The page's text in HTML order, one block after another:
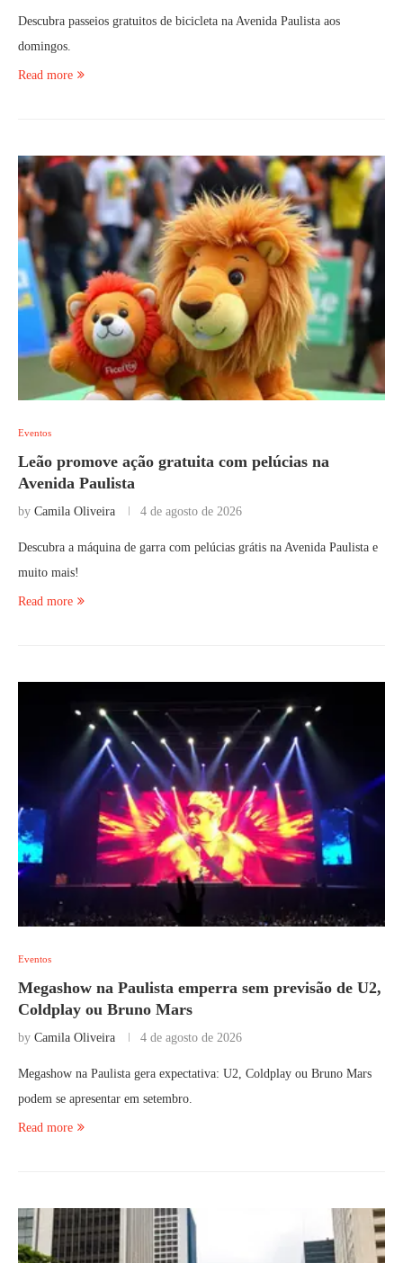
Descubra passeios gratuitos de bicicleta na Avenida Paulista aos
domingos.
Read more
Eventos
Leão promove ação gratuita com pelúcias na
Avenida Paulista
by Camila Oliveira 4 de agosto de 2026
Descubra a máquina de garra com pelúcias grátis na Avenida Paulista e
muito mais!
Read more
Eventos
Megashow na Paulista emperra sem previsão de U2,
Coldplay ou Bruno Mars
by Camila Oliveira 4 de agosto de 2026
Megashow na Paulista gera expectativa: U2, Coldplay ou Bruno Mars
podem se apresentar em setembro.
Read more